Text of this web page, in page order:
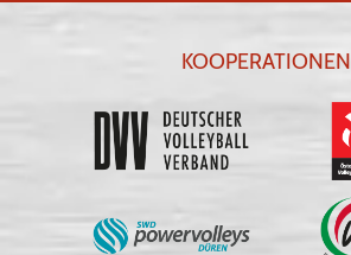
KOOPERATIONEN